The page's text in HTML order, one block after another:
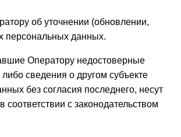
об уточнении (обновлении,
персональных данных.
Оператору недостоверные
сведения о другом субъекте
без согласия последнего, несут
соответствии с законодательством